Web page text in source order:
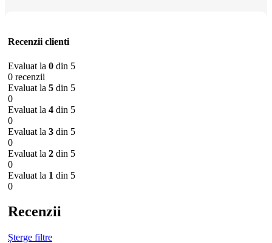
Recenzii clienti
Evaluat la 0 din 5
0 recenzii
Evaluat la 5 din 5
0
Evaluat la 4 din 5
0
Evaluat la 3 din 5
0
Evaluat la 2 din 5
0
Evaluat la 1 din 5
0
Recenzii
Șterge filtre